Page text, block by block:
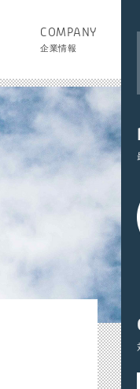
COMPANY
企業情報